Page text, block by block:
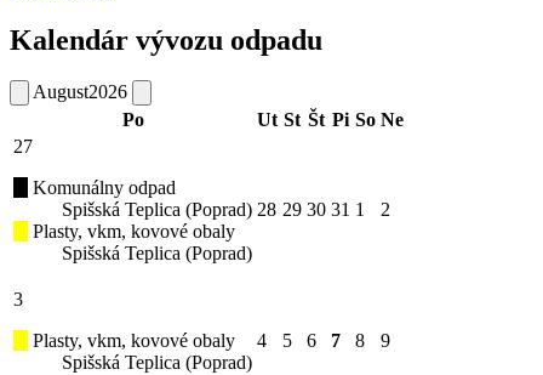
Kalendár vývozu odpadu
August2026
Po
Ut St Št Pi So Ne
27
Komunálny odpad
Spišská Teplica (Poprad)
Plasty, vkm, kovové obaly
Spišská Teplica (Poprad)
28 29 30 31 1 2
3
Plasty, vkm, kovové obaly
Spišská Teplica (Poprad)
4 5 6 7 8 9